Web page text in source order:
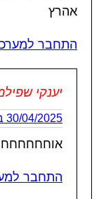
אהרץ️️
התחבר
יענקי
30/04/2025 בשעה 15:28:07
התחבר